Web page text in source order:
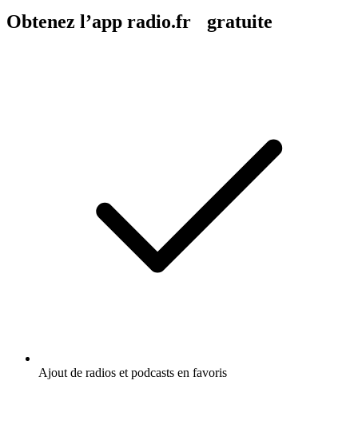
Obtenez l’app radio.fr gratuite
Ajout de radios et podcasts en favoris